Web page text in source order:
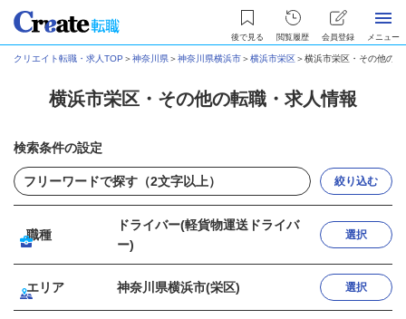
後で見る 閲覧履歴 会員登録 メニュー
クリエイト転職・求人TOP ＞神奈川県＞神奈川県横浜市＞横浜市栄区＞横浜市栄区・その他の
横浜市栄区・その他の転職・求人情報
検索条件の設定
絞り込む
職種
ドライバー(軽貨物運送ドライバ
ー)
選択
エリア 神奈川県横浜市(栄区) 選択